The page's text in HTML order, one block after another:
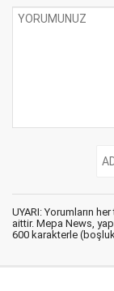
UYARI: Yorumların
aittir. Mepa News,
600 karakterle